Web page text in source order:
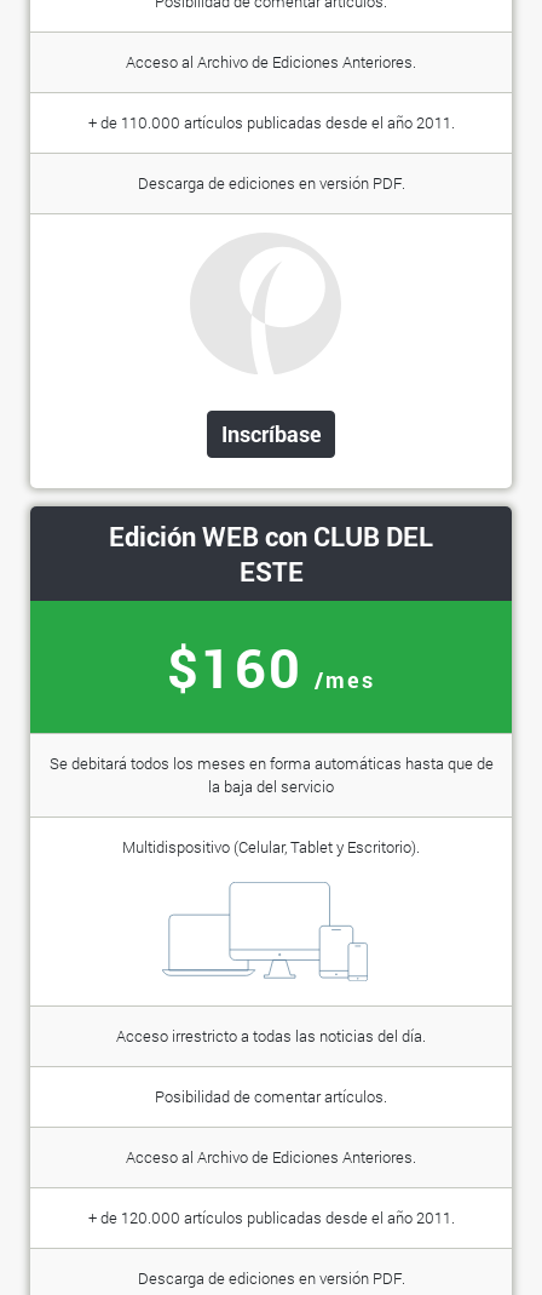
Acceso al Archivo de Ediciones Anteriores.
+ de 110.000 artículos publicadas desde el año 2011.
Descarga de ediciones en versión PDF.
Inscríbase
Edición WEB con CLUB DEL
ESTE
$160 /mes
Se debitará todos los meses en forma automáticas hasta que de
la baja del servicio
Multidispositivo (Celular, Tablet y Escritorio).
Acceso irrestricto a todas las noticias del día.
Posibilidad de comentar artículos.
Acceso al Archivo de Ediciones Anteriores.
+ de 120.000 artículos publicadas desde el año 2011.
Descarga de ediciones en versión PDF.